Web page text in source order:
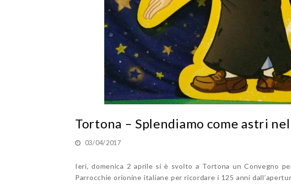
Tortona – Splendiamo come astri
03/04/2017
Ieri, domenica 2 aprile si è svolto a Tortona un Convegno
Parrocchie orionine italiane per ricordare i 125 anni